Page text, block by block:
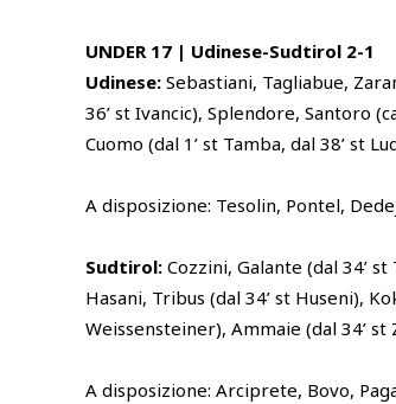
UNDER 17 | Udinese-Sudtirol 2-1
Udinese: Sebastiani, Tagliabue,
36’ st Ivancic), Splendore, Santoro
Cuomo (dal 1’ st Tamba, dal 38’ st
A disposizione: Tesolin, Pontel,
Sudtirol: Cozzini, Galante (dal 34’
Hasani, Tribus (dal 34’ st Huseni),
Weissensteiner), Ammaie (dal 34’ st
A disposizione: Arciprete, Bovo,